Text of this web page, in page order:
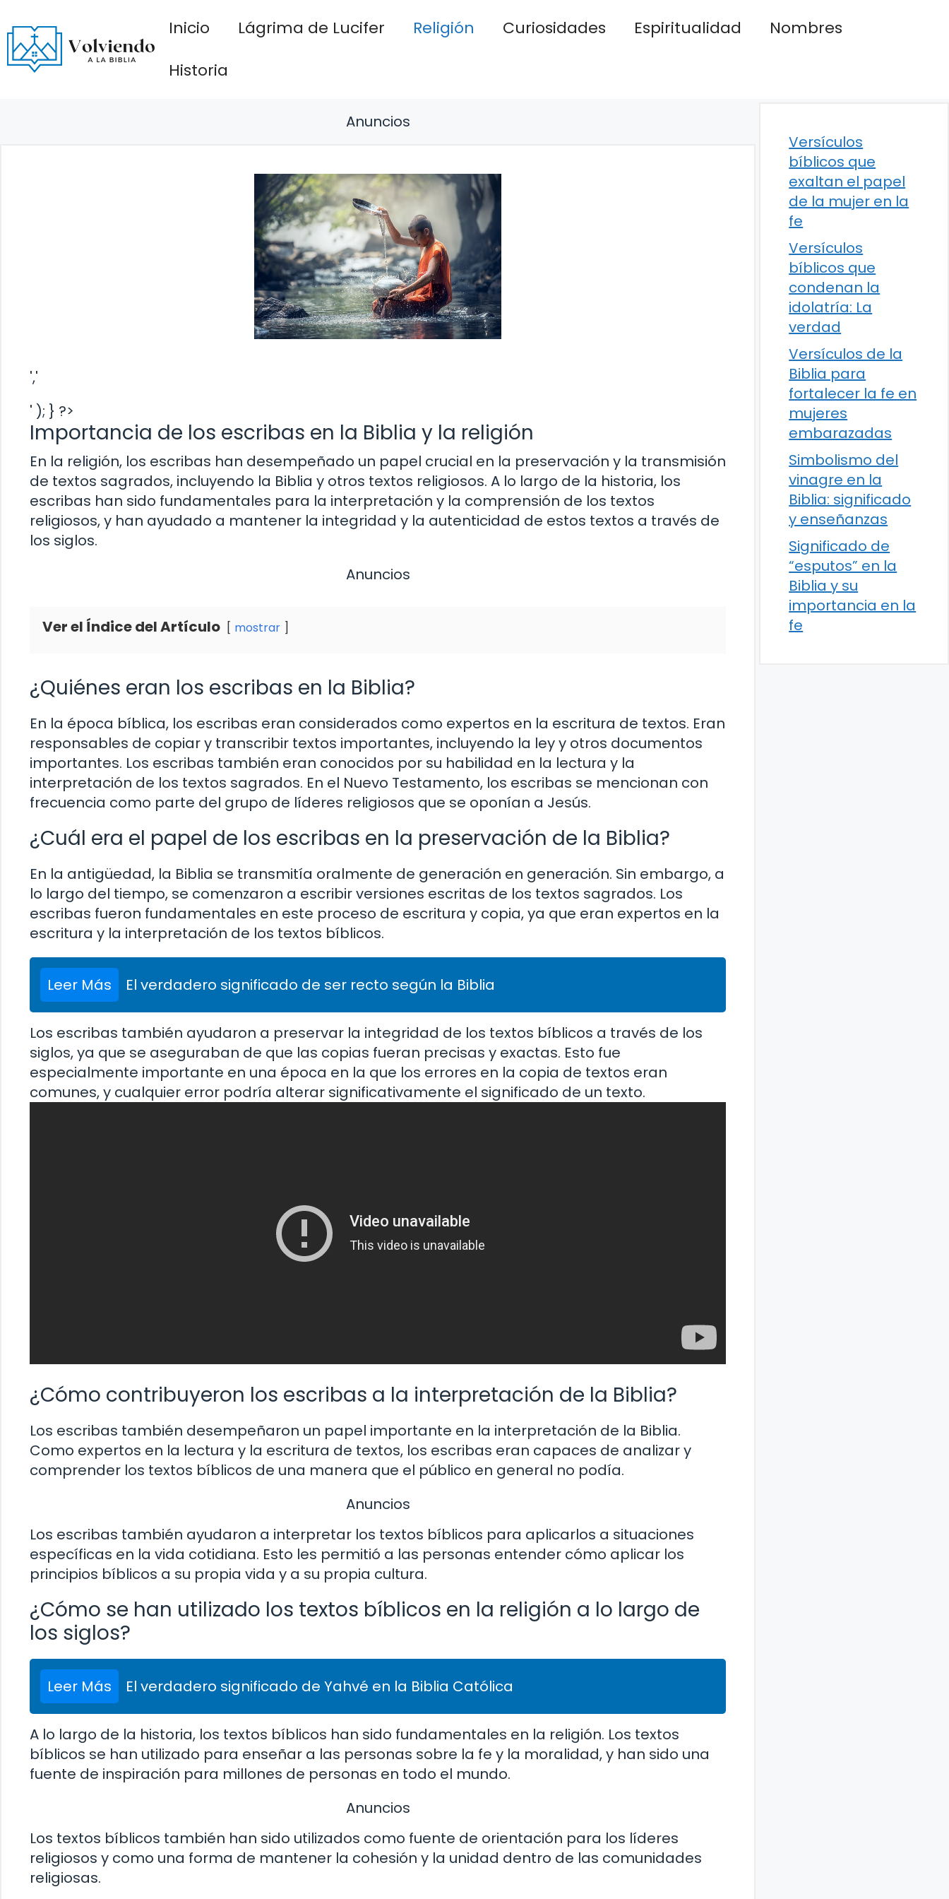
al
contenido
Inicio Lágrima de Lucifer Religión Curiosidades Espiritualidad
Nombres
Historia
Anuncios
','
' ); } ?>
Importancia de los escribas en la Biblia y la religión
En la religión, los escribas han desempeñado un papel crucial en la preservación y la transmisión
de textos sagrados, incluyendo la Biblia y otros textos religiosos. A lo largo de la historia, los
escribas han sido fundamentales para la interpretación y la comprensión de los textos
religiosos, y han ayudado a mantener la integridad y la autenticidad de estos textos a través de
los siglos.
Anuncios
Ver el Índice del Artículo mostrar
¿Quiénes eran los escribas en la Biblia?
En la época bíblica, los escribas eran considerados como expertos en la escritura de textos. Eran
responsables de copiar y transcribir textos importantes, incluyendo la ley y otros documentos
importantes. Los escribas también eran conocidos por su habilidad en la lectura y la
interpretación de los textos sagrados. En el Nuevo Testamento, los escribas se mencionan con
frecuencia como parte del grupo de líderes religiosos que se oponían a Jesús.
¿Cuál era el papel de los escribas en la preservación de la Biblia?
En la antigüedad, la Biblia se transmitía oralmente de generación en generación. Sin embargo, a
lo largo del tiempo, se comenzaron a escribir versiones escritas de los textos sagrados. Los
escribas fueron fundamentales en este proceso de escritura y copia, ya que eran expertos en la
escritura y la interpretación de los textos bíblicos.
Leer Más El verdadero significado de ser recto según la Biblia
Los escribas también ayudaron a preservar la integridad de los textos bíblicos a través de los
siglos, ya que se aseguraban de que las copias fueran precisas y exactas. Esto fue
especialmente importante en una época en la que los errores en la copia de textos eran
comunes, y cualquier error podría alterar significativamente el significado de un texto.
¿Cómo contribuyeron los escribas a la interpretación de la Biblia?
Los escribas también desempeñaron un papel importante en la interpretación de la Biblia.
Como expertos en la lectura y la escritura de textos, los escribas eran capaces de analizar y
comprender los textos bíblicos de una manera que el público en general no podía.
Anuncios
Los escribas también ayudaron a interpretar los textos bíblicos para aplicarlos a situaciones
específicas en la vida cotidiana. Esto les permitió a las personas entender cómo aplicar los
principios bíblicos a su propia vida y a su propia cultura.
¿Cómo se han utilizado los textos bíblicos en la religión a lo largo de
los siglos?
Leer Más El verdadero significado de Yahvé en la Biblia Católica
A lo largo de la historia, los textos bíblicos han sido fundamentales en la religión. Los textos
bíblicos se han utilizado para enseñar a las personas sobre la fe y la moralidad, y han sido una
fuente de inspiración para millones de personas en todo el mundo.
Anuncios
Los textos bíblicos también han sido utilizados como fuente de orientación para los líderes
religiosos y como una forma de mantener la cohesión y la unidad dentro de las comunidades
religiosas.
Versículos
bíblicos que
exaltan el papel
de la mujer en la
fe
Versículos
bíblicos que
condenan la
idolatría: La
verdad
Versículos de la
Biblia para
fortalecer la fe en
mujeres
embarazadas
Simbolismo del
vinagre en la
Biblia: significado
y enseñanzas
Significado de
“esputos” en la
Biblia y su
importancia en la
fe